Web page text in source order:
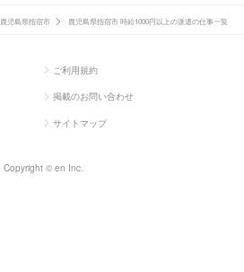
鹿児島県指宿市 鹿児島県指宿市 時給1000円以上の派遣の仕事一覧
ご利用規約
掲載のお問い合わせ
サイトマップ
Copyright © en Inc.